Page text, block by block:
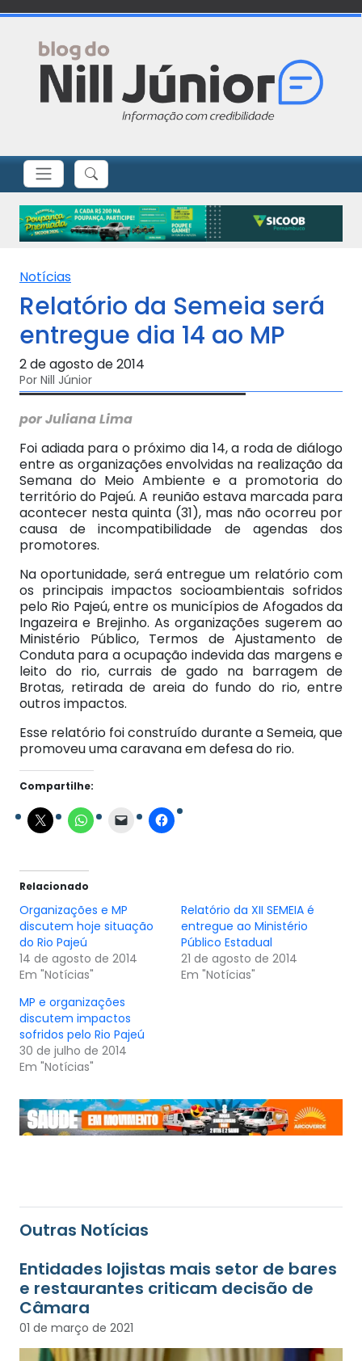
Notícias
Relatório da Semeia será
entregue dia 14 ao MP
2 de agosto de 2014
Por Nill Júnior
por Juliana Lima
Foi adiada para o próximo dia 14, a roda de diálogo
entre as organizações envolvidas na realização da
Semana do Meio Ambiente e a promotoria do
território do Pajeú. A reunião estava marcada para
acontecer nesta quinta (31), mas não ocorreu por
causa de incompatibilidade de agendas dos
promotores.
Na oportunidade, será entregue um relatório com
os principais impactos socioambientais sofridos
pelo Rio Pajeú, entre os municípios de Afogados da
Ingazeira e Brejinho. As organizações sugerem ao
Ministério Público, Termos de Ajustamento de
Conduta para a ocupação indevida das margens e
leito do rio, currais de gado na barragem de
Brotas, retirada de areia do fundo do rio, entre
outros impactos.
Esse relatório foi construído durante a Semeia, que
promoveu uma caravana em defesa do rio.
Compartilhe:
Relacionado
Organizações e MP
discutem hoje situação
do Rio Pajeú
14 de agosto de 2014
Em "Notícias"
Relatório da XII SEMEIA é
entregue ao Ministério
Público Estadual
21 de agosto de 2014
Em "Notícias"
MP e organizações
discutem impactos
sofridos pelo Rio Pajeú
30 de julho de 2014
Em "Notícias"
Outras Notícias
Entidades lojistas mais setor de bares
e restaurantes criticam decisão de
Câmara
01 de março de 2021